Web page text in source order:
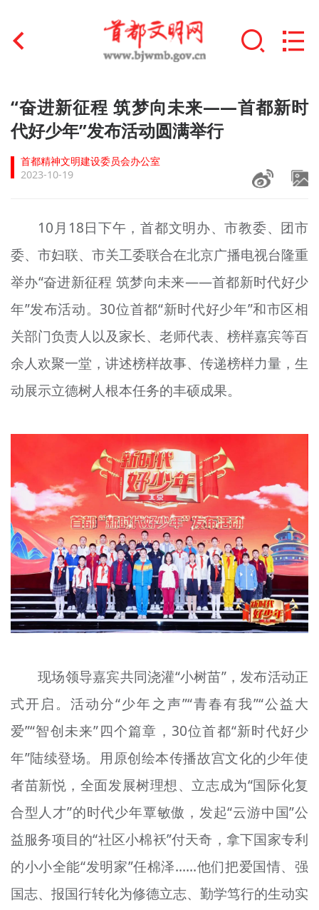
首页
文明创建
文明实践
未成年人思想道德建设
榜样人物
+
身边好人
文明评论
北京宣传文化引导基金
专题
+
“奋进新征程 筑梦向未来——首都新时
代好少年”发布活动圆满举行
首都精神文明建设委员会办公室
2023-10-19
10月18日下午，首都文明办、市教委、团市
委、市妇联、市关工委联合在北京广播电视台隆重
举办“奋进新征程 筑梦向未来——首都新时代好少
年”发布活动。30位首都“新时代好少年”和市区相
关部门负责人以及家长、老师代表、榜样嘉宾等百
余人欢聚一堂，讲述榜样故事、传递榜样力量，生
动展示立德树人根本任务的丰硕成果。
现场领导嘉宾共同浇灌“小树苗”，发布活动正
式开启。活动分“少年之声”“青春有我”“公益大
爱”“智创未来”四个篇章，30位首都“新时代好少
年”陆续登场。用原创绘本传播故宫文化的少年使
者苗新悦 ，全面发展树理想、立志成为“国际化复
合型人才”的时代少年覃敏傲 ，发起“云游中国”公
益服务项目的“社区小棉袄”付天奇，拿下国家专利
的小小全能“发明家”任棉泽……他们把爱国情、强
国志、报国行转化为修德立志、勤学笃行的生动实